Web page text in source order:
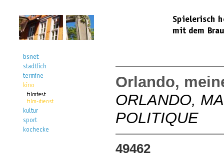
Orlando,
ORLANDO,
POLITIQUE
49462